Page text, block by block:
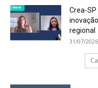
Crea-
regional
31/07/2026